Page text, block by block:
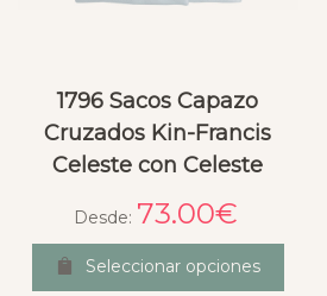
1796 Sacos Capazo
Cruzados Kin-Francis
Celeste con Celeste
Desde: 73.00€
Seleccionar opciones